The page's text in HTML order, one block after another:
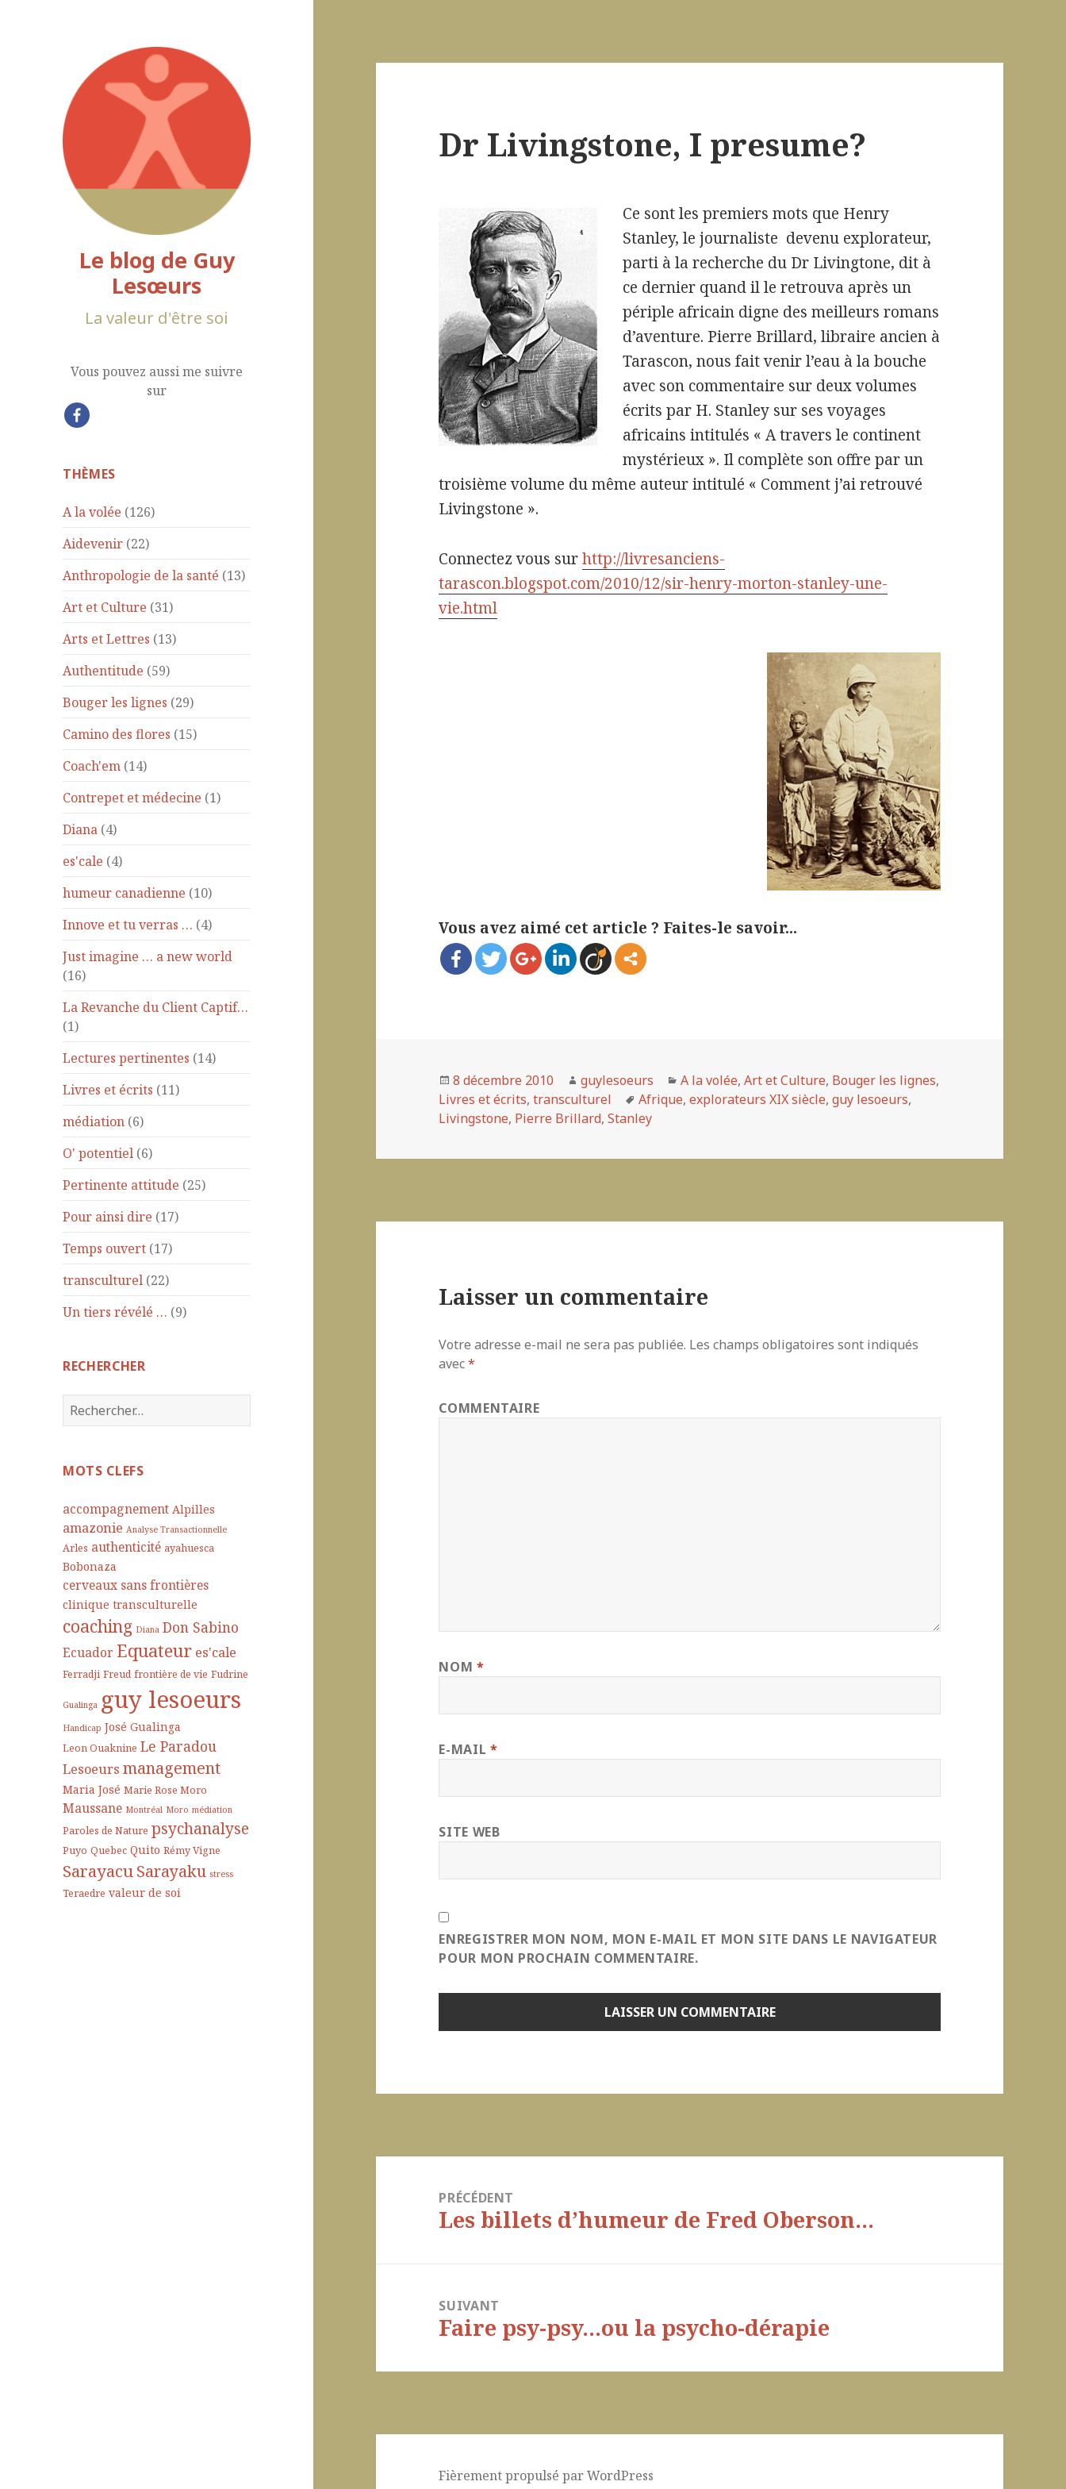
Le blog de Guy
Lesœurs
La valeur d'être soi
Vous pouvez aussi me suivre
sur
THÈMES
A la volée (126)
Aidevenir (22)
Anthropologie de la santé (13)
Art et Culture (31)
Arts et Lettres (13)
Authentitude (59)
Bouger les lignes (29)
Camino des flores (15)
Coach'em (14)
Contrepet et médecine (1)
Diana (4)
es'cale (4)
humeur canadienne (10)
Innove et tu verras … (4)
Just imagine … a new world
(16)
La Revanche du Client Captif…
(1)
Lectures pertinentes (14)
Livres et écrits (11)
médiation (6)
O' potentiel (6)
Pertinente attitude (25)
Pour ainsi dire (17)
Temps ouvert (17)
transculturel (22)
Un tiers révélé … (9)
RECHERCHER
R
e
e
c
h
e
r
:
MOTS CLEFS
accompagnement Alpilles
amazonie Analyse Transactionnelle
Arles authenticité ayahuesca
Bobonaza
cerveaux sans frontières
clinique transculturelle
coaching Diana Don Sabino
Ecuador Equateur es'cale
Ferradji Freud frontière de vie Fudrine
Gualinga guy lesoeurs
Handicap José Gualinga
Leon Ouaknine Le Paradou
Lesoeurs management
Maria José Marie Rose Moro
Maussane Montréal Moro médiation
Paroles de Nature psychanalyse
Puyo Quebec Quito Rémy Vigne
SarayacuSarayaku stress
Teraedre valeur de soi
Dr Livingstone, I presume?
Ce sont les premiers mots que Henry
Stanley, le journaliste devenu explorateur,
parti à la recherche du Dr Livingtone, dit à
ce dernier quand il le retrouva après un
périple africain digne des meilleurs romans
d’aventure. Pierre Brillard, libraire ancien à
Tarascon, nous fait venir l’eau à la bouche
avec son commentaire sur deux volumes
écrits par H. Stanley sur ses voyages
africains intitulés « A travers le continent
mystérieux ». Il complète son offre par un
troisième volume du même auteur intitulé « Comment j’ai retrouvé
Livingstone ».
Connectez vous surhttp://livresanciens-
tarascon.blogspot.com/2010/12/sir-henry-morton-stanley-une-
vie.html
Vous avez aimé cet article ? Faites-le savoir...
Publié
le
8 décembre 2010 Auteur
guylesoeurs Catégories
A la volée,Art et Culture, Bouger les lignes,
Livres et écrits,transculturel
Mots-
clés
Afrique,explorateurs XIX siècle,guy lesoeurs,
Livingstone, Pierre Brillard,Stanley
Laisser un commentaire
Votre adresse e-mail ne sera pas publiée. Les champs obligatoires sont indiqués
avec*
COMMENTAIRE
NOM *
E-MAIL *
SITE WEB
ENREGISTRER MON NOM, MON E-MAIL ET MON SITE DANS LE NAVIGATEUR
POUR MON PROCHAIN COMMENTAIRE.
l’article
PRÉCÉDENT
Article
Les billets d’humeur de Fred Oberson…
SUIVANT
Article
Faire psy-psy…ou la psycho-dérapie
Fièrement propulsé par WordPress